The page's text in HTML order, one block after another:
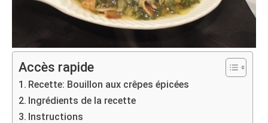
Accès rapide
Recette: Bouillon aux crêpes épicées
Ingrédients de la recette
Instructions